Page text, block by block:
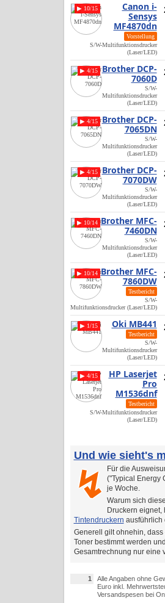
▶ 10/15
Canon i-
Sensys
MF4870dn
Vorstellung
S/W-Multifunktionsdrucker
(Laser/LED)
▶ 4/15
Brother DCP-
7060D
S/W-
Multifunktionsdrucker
(Laser/LED)
▶ 4/15
Brother DCP-
7065DN
S/W-
Multifunktionsdrucker
(Laser/LED)
▶ 4/15
Brother DCP-
7070DW
S/W-
Multifunktionsdrucker
(Laser/LED)
▶ 10/14 Brother MFC-
7460DN
S/W-
Multifunktionsdrucker
(Laser/LED)
▶ 10/14 Brother MFC-
7860DW
Testbericht
S/W-
Multifunktionsdrucker (Laser/LED)
▶ 1/15 Oki MB441
Testbericht
S/W-
Multifunktionsdrucker
(Laser/LED)
▶ 4/15
HP Laserjet
Pro
M1536dnf
Testbericht
S/W-Multifunktionsdrucker
(Laser/LED)
Und wie sieht's
↯
Für die
("Typical Energy
je Woche.
Warum sich
Druckern eignet,
Tintendruckern ausführlich
Generell gilt ohnehin,
Toner bestimmt werden
Gesamtrechnung nur eine
1
Alle Angaben ohne
Euro inkl.
Versandspesen bei